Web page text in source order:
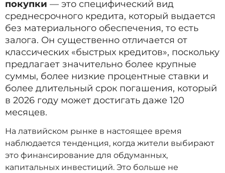
покупки — это специфический вид
среднесрочного кредита, который выдается
без материального обеспечения, то есть
залога. Он существенно отличается от
классических «быстрых кредитов», поскольку
предлагает значительно более крупные
суммы, более низкие процентные ставки и
более длительный срок погашения, который
в 2026 году может достигать даже 120
месяцев.
На латвийском рынке в настоящее время
наблюдается тенденция, когда жители выбирают
это финансирование для обдуманных,
капитальных инвестиций. Это больше не